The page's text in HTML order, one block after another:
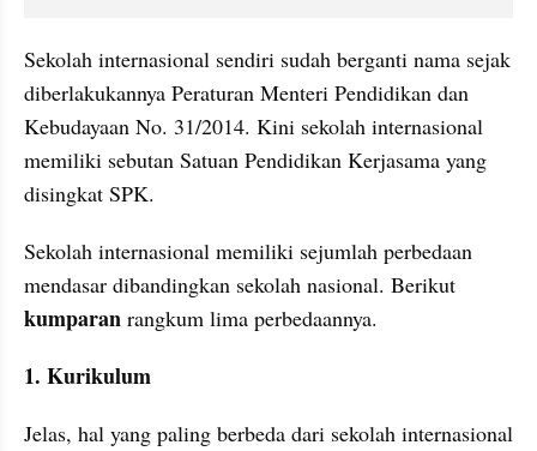
Sekolah internasional sendiri sudah berganti nama sejak
diberlakukannya Peraturan Menteri Pendidikan dan
Kebudayaan No. 31/2014. Kini sekolah internasional
memiliki sebutan Satuan Pendidikan Kerjasama yang
disingkat SPK.
Sekolah internasional memiliki sejumlah perbedaan
kumparan rangkum lima perbedaannya.
1. Kurikulum
Jelas, hal yang paling berbeda dari sekolah internasional